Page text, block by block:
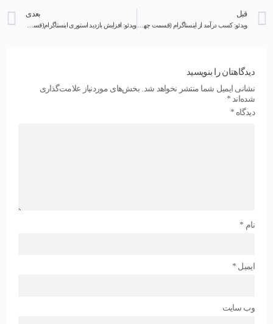
قبل بعدی
دیدگاهتان را بنویسید
نشانی ایمیل شما منتشر نخواهد شد. بخش‌های موردنیاز علامت‌گذاری
شده‌اند*
دیدگاه*
نام *
ایمیل *
وب‌ سایت